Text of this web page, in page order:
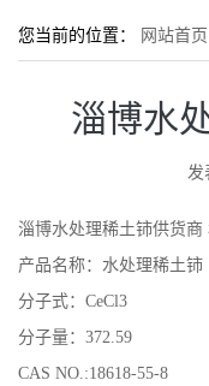
您当前的位置： 网站首页
淄博水
发
淄博水处理稀土铈供货
产品名称：水处理稀土铈
分子式：CeCl3
分子量：372.59
CAS NO.:18618-55-8